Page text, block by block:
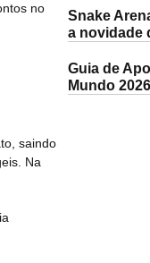
no
saindo
Na
Snake
a novidade
Guia de
Mundo